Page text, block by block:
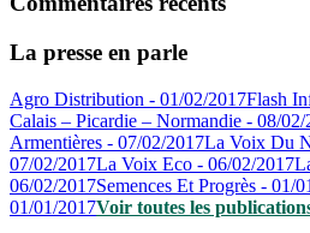
La presse en parle
Agro Distribution - 01/02/2017Flash
Calais – Picardie – Normandie - 08/02/
Armentières - 07/02/2017La Voix Du
07/02/2017La Voix Eco - 06/02/2017
06/02/2017Semences Et Progrès - 01/
01/01/2017Voir toutes les